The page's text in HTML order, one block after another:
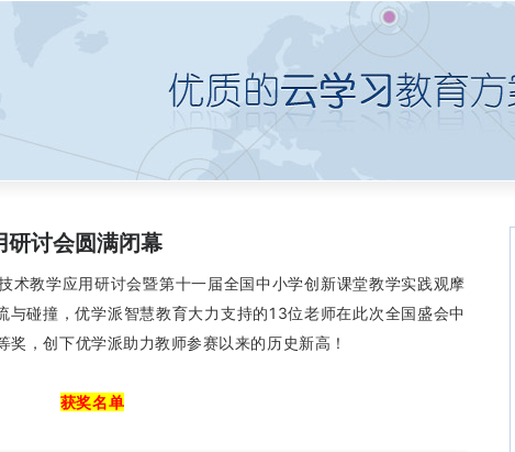
研讨会圆满闭幕
术教学应用研讨会暨第十一届全国中小学创新课堂教学实践观摩
与碰撞，优学派智慧教育大力支持的13位老师在此次全国盛会中
，创下优学派助力教师参赛以来的历史新高！
获奖名单